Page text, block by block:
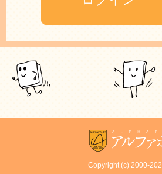
Copyright (c) 2000-